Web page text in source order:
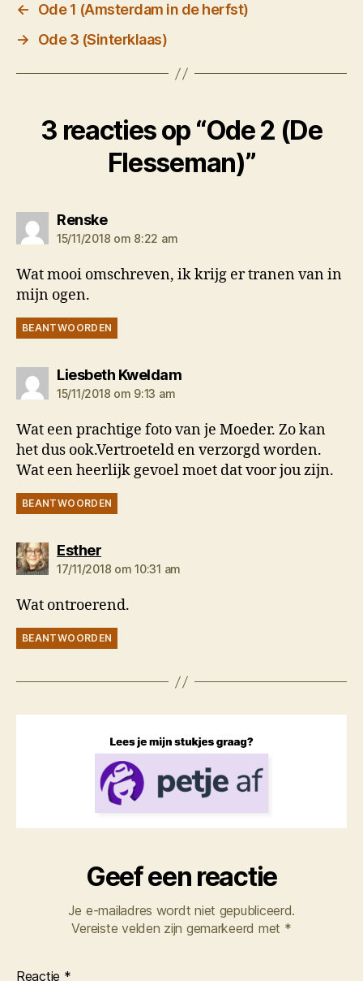
←
Ode 1 (Amsterdam in de herfst)
→
Ode 3 (Sinterklaas)
3 reacties op “Ode 2 (De
Flesseman)”
Renskezegt:
15/11/2018 om 8:22 am
Wat mooi omschreven, ik krijg er tranen van in
mijn ogen.
BEANTWOORDEN
Liesbeth Kweldamzegt:
15/11/2018 om 9:13 am
Wat een prachtige foto van je Moeder. Zo kan
het dus ook.Vertroeteld en verzorgd worden.
Wat een heerlijk gevoel moet dat voor jou zijn.
BEANTWOORDEN
Estherzegt:
17/11/2018 om 10:31 am
Wat ontroerend.
BEANTWOORDEN
Geef een reactie
Je e-mailadres wordt niet gepubliceerd.
Vereiste velden zijn gemarkeerd met *
Reactie *